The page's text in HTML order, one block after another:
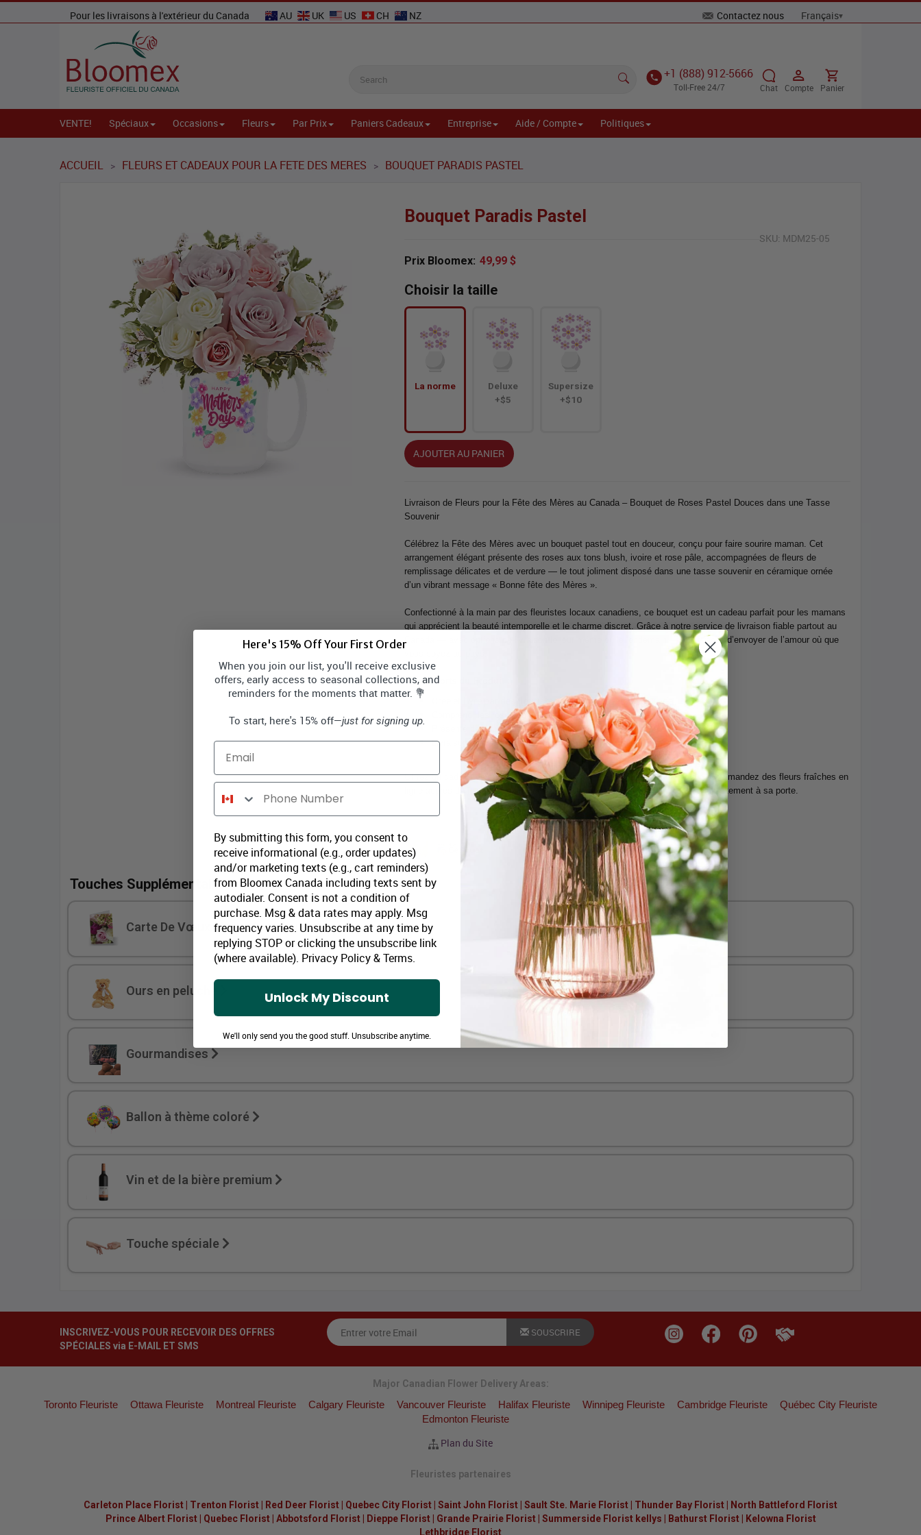
Pour les livraisons à l'extérieur du Canada AU UK US CH NZ Contactez nous
+1 (888) 912-5666
Toll-Free 24/7 Chat Compte Panier
VENTE! Spéciaux Occasions Fleurs Par Prix Paniers Cadeaux Entreprise Aide / Compte Politiques
ACCUEIL > FLEURS ET CADEAUX POUR LA FETE DES MERES > BOUQUET PARADIS PASTEL
Bouquet Paradis Pastel
SKU: MDM25-05
Prix Bloomex: 49,99 $
Choisir la taille
La norme
Deluxe
+$5
Supersize
+$10
AJOUTER AU PANIER
Livraison de Fleurs pour la Fête des Mères au Canada – Bouquet de Roses Pastel Douces dans une Tasse
Souvenir
Célébrez la Fête des Mères avec un bouquet pastel tout en douceur, conçu pour faire sourire maman. Cet
arrangement élégant présente des roses aux tons blush, ivoire et rose pâle, accompagnées de fleurs de
remplissage délicates et de verdure — le tout joliment disposé dans une tasse souvenir en céramique ornée
d’un vibrant message « Bonne fête des Mères ».
Confectionné à la main par des fleuristes locaux canadiens, ce bouquet est un cadeau parfait pour les mamans
qui apprécient la beauté intemporelle et le charme discret. Grâce à notre service de livraison fiable partout au
Canada — avec options de livraison le jour même ou le lendemain — il est facile d’envoyer de l’amour où que
Points Forts du Produit :
Créé et livré par des fleuristes locaux à travers le Canada
Comprend des roses pastel aux tons de rose pâle, blush et ivoire
Présenté dans une tasse souvenir réutilisable « Bonne fête des Mères »
Livraison disponible partout au Canada
Offrez un cadeau de la Fête des Mères à la fois élégant et rempli d’émotion. Commandez des fleurs fraîches en
ligne auprès de fleuristes canadiens de confiance et faites livrer du bonheur directement à sa porte.
Touches Supplémentaires
Carte De Vœux Pleine Grandeur
Ours en peluche
Gourmandises
Ballon à thème coloré
Vin et de la bière premium
Touche spéciale
INSCRIVEZ-VOUS POUR RECEVOIR DES OFFRES
SPÉCIALES via E-MAIL ET SMS
SOUSCRIRE
Major Canadian Flower Delivery Areas:
Toronto Fleuriste Ottawa Fleuriste Montreal Fleuriste Calgary Fleuriste Vancouver Fleuriste Halifax Fleuriste Winnipeg Fleuriste Cambridge Fleuriste
Québec City Fleuriste
Edmonton Fleuriste
Plan du Site
Fleuristes partenaires
Carleton Place Florist Trenton Florist Red Deer Florist Quebec City Florist Saint John Florist Sault Ste. Marie Florist Thunder Bay Florist
North Battleford Florist
Prince Albert Florist| Quebec Florist| Abbotsford Florist| Dieppe Florist| Grande Prairie Florist| Summerside Florist kellys Bathurst Florist|
Kelowna Florist
Lethbridge Florist
Here's 15% Off Your First Order
When you join our list, you'll receive exclusive
offers, early access to seasonal collections, and
reminders for the moments that matter. 💐
To start, here's 15% off—just for signing up.
Email
Phone Number
By submitting this form, you consent to
receive informational (e.g., order updates)
and/or marketing texts (e.g., cart reminders)
from Bloomex Canada including texts sent by
autodialer. Consent is not a condition of
purchase. Msg & data rates may apply. Msg
frequency varies. Unsubscribe at any time by
replying STOP or clicking the unsubscribe link
(where available). Privacy Policy&Terms.
Unlock My Discount
We'll only send you the good stuff. Unsubscribe anytime.